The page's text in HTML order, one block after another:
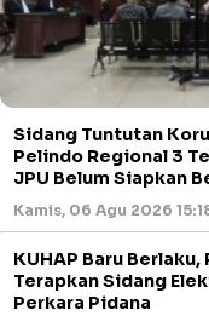
Sidang Tuntutan
Pelindo Regional 3
JPU Belum Siapkan
Kamis, 06 Agu 2026
KUHAP Baru Berlaku,
Terapkan Sidang
Perkara Pidana